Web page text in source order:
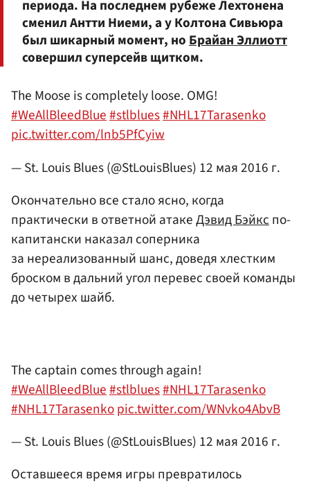
периода. На последнем рубеже Лехтонена
сменил Антти Ниеми, а у Колтона Сивьюра
был шикарный момент, ноБрайан Эллиотт
совершил суперсейв щитком.
The Moose is completely loose. OMG!
#WeAllBleedBlue#stlblues#NHL17Tarasenko
pic.twitter.com/lnb5PfCyiw
— St. Louis Blues (@StLouisBlues) 12 мая 2016 г.
Окончательно все стало ясно, когда
практически в ответной атакеДэвид Бэйкспо-
капитански наказал соперника
за нереализованный шанс, доведя хлестким
броском в дальний угол перевес своей команды
до четырех шайб.
The captain comes through again!
#WeAllBleedBlue#stlblues#NHL17Tarasenko
#NHL17Tarasenkopic.twitter.com/WNvko4AbvB
— St. Louis Blues (@StLouisBlues) 12 мая 2016 г.
Оставшееся время игры превратилось